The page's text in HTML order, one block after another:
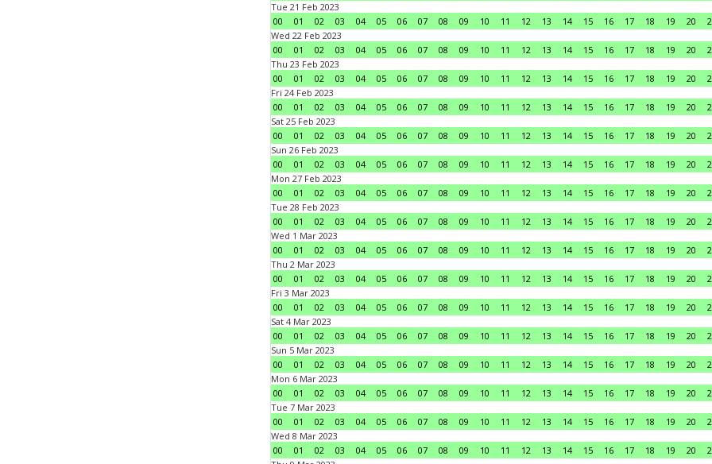
Tue 21 Feb 2023
00
01 02 03 04 05 06 07 08 09 10 11 12 13 14 15 16 17 18 19 20
Wed 22 Feb 2023
00
01 02 03 04 05 06 07 08 09 10 11 12 13 14 15 16 17 18 19 20
Thu 23 Feb 2023
00
01 02 03 04 05 06 07 08 09 10 11 12 13 14 15 16 17 18 19 20
Fri 24 Feb 2023
00
01 02 03 04 05 06 07 08 09 10 11 12 13 14 15 16 17 18 19 20
Sat 25 Feb 2023
00
01 02 03 04 05 06 07 08 09 10 11 12 13 14 15 16 17 18 19 20
Sun 26 Feb 2023
00
01 02 03 04 05 06 07 08 09 10 11 12 13 14 15 16 17 18 19 20
Mon 27 Feb 2023
00
01 02 03 04 05 06 07 08 09 10 11 12 13 14 15 16 17 18 19 20
Tue 28 Feb 2023
00
01 02 03 04 05 06 07 08 09 10 11 12 13 14 15 16 17 18 19 20
Wed 1 Mar 2023
00
01 02 03 04 05 06 07 08 09 10 11 12 13 14 15 16 17 18 19 20
Thu 2 Mar 2023
00
01 02 03 04 05 06 07 08 09 10 11 12 13 14 15 16 17 18 19 20
Fri 3 Mar 2023
00
01 02 03 04 05 06 07 08 09 10 11 12 13 14 15 16 17 18 19 20
Sat 4 Mar 2023
00
01 02 03 04 05 06 07 08 09 10 11 12 13 14 15 16 17 18 19 20
Sun 5 Mar 2023
00
01 02 03 04 05 06 07 08 09 10 11 12 13 14 15 16 17 18 19 20
Mon 6 Mar 2023
00
01 02 03 04 05 06 07 08 09 10 11 12 13 14 15 16 17 18 19 20
Tue 7 Mar 2023
00
01 02 03 04 05 06 07 08 09 10 11 12 13 14 15 16 17 18 19 20
Wed 8 Mar 2023
00
01 02 03 04 05 06 07 08 09 10 11 12 13 14 15 16 17 18 19 20